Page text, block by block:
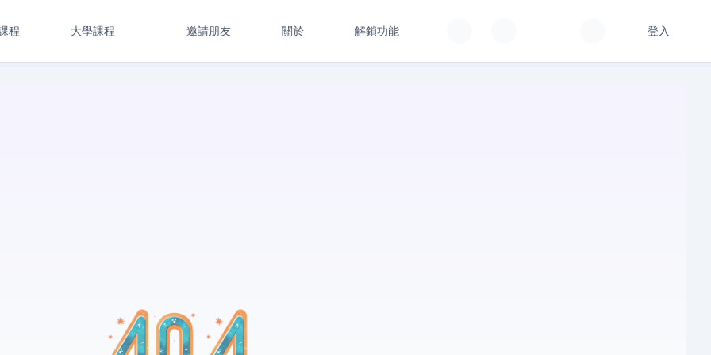
程 大學課程 邀請朋友 關於 解鎖功能 登入